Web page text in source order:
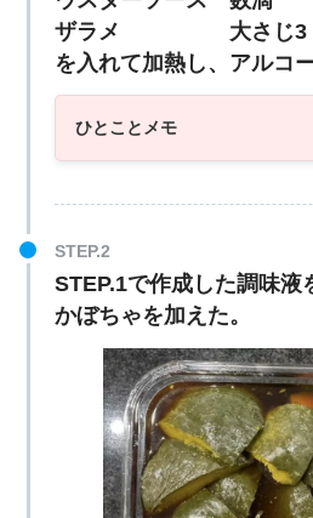
ザラメ 大さじ3
を入れて加熱し、アルコ
ひとことメモ
STEP.1で作成した調味液
かぼちゃを加えた。